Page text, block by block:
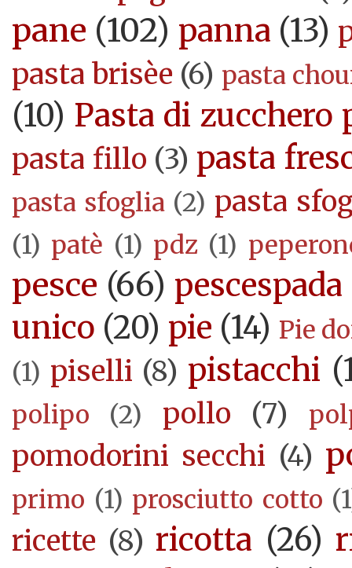
pane (102) panna (13)
pasta brisèe (6) pasta
(10) Pasta di zucchero
pasta fillo (3) pasta
pasta sfoglia (2) pasta
(1) patè (1) pdz (1)
pesce (66) pescespada
unico (20) pie (14) Pie
(1) piselli (8) pistacchi
polipo (2) pollo (7)
pomodorini secchi (4)
primo (1) prosciutto cotto
ricette (8) ricotta (26)